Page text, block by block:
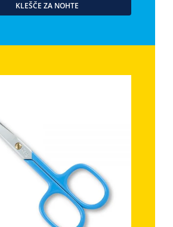
KLEŠČE ZA NOHTE